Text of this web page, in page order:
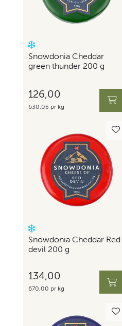
Snowdonia Cheddar
green thunder 200 g
126,00
630,05 pr kg
Snowdonia Cheddar Red
devil 200 g
134,00
670,00 pr kg